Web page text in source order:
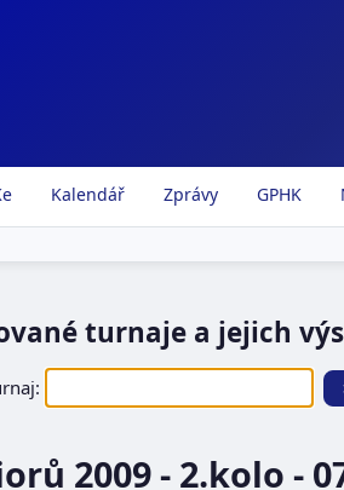
Kalendář Zprávy GPHK
turnaje a jejich
2009 - 2.kolo -